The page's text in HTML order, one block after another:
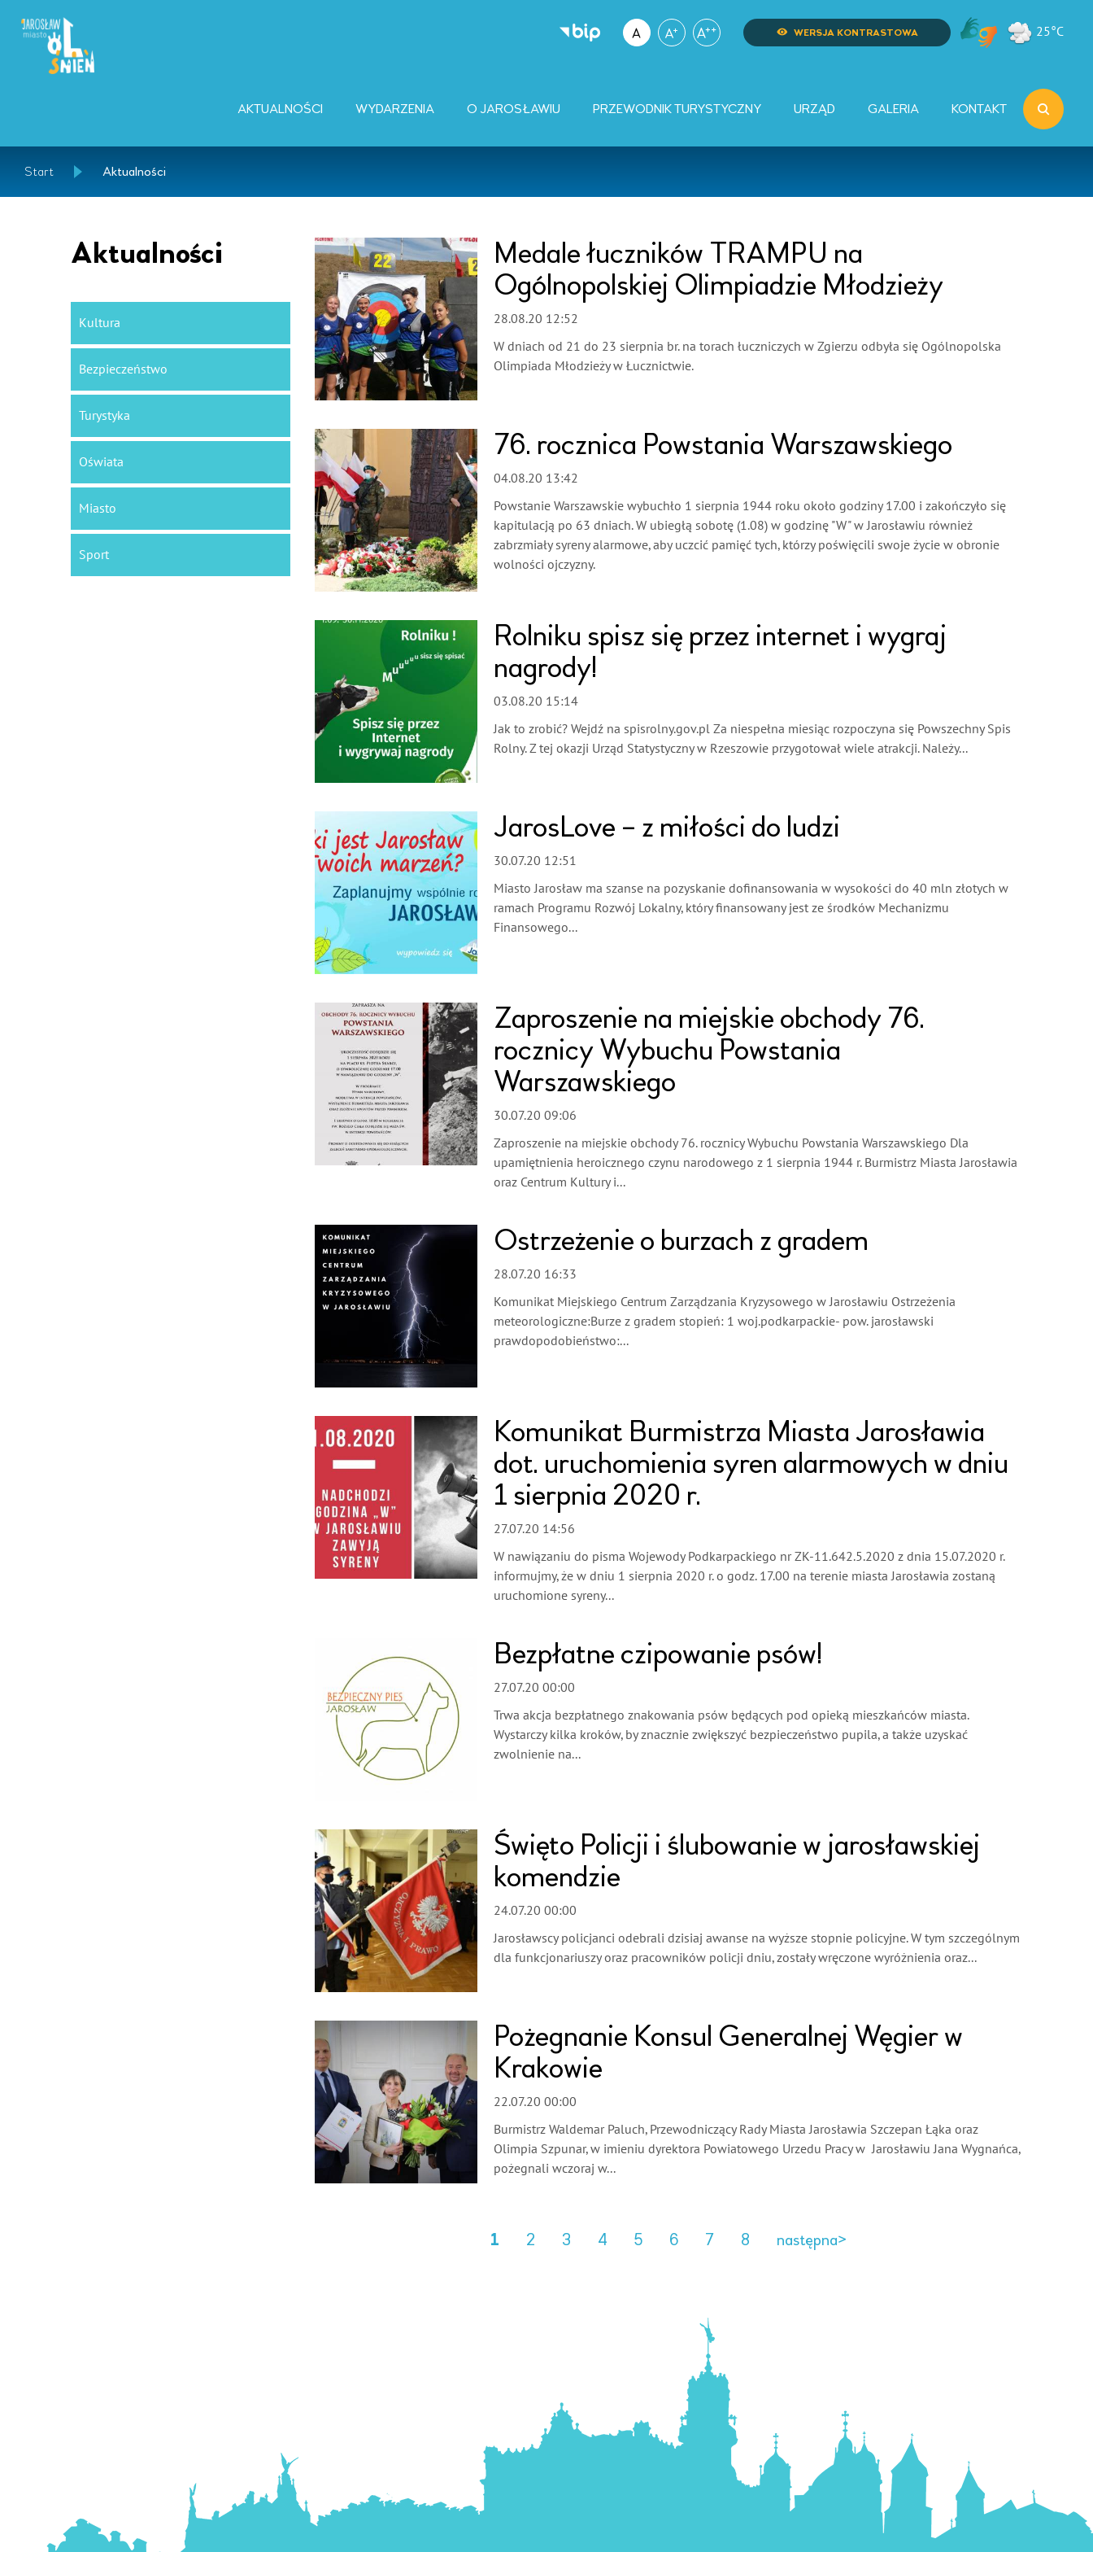
WERSJA KONTRASTOWA 25°C
AKTUALNOŚCI WYDARZENIA O JAROSŁAWIU PRZEWODNIK TURYSTYCZNY URZĄD GALERIA KONTAKT
Start Aktualności
Medale łuczników TRAMPU na
Ogólnopolskiej Olimpiadzie Młodzieży
28.08.20 12:52
W dniach od 21 do 23 sierpnia br. na torach łuczniczych w Zgierzu odbyła się Ogólnopolska
Olimpiada Młodzieży w Łucznictwie.
76. rocznica Powstania Warszawskiego
04.08.20 13:42
Powstanie Warszawskie wybuchło 1 sierpnia 1944 roku około godziny 17.00 i zakończyło się
kapitulacją po 63 dniach. W ubiegłą sobotę (1.08) w godzinę "W" w Jarosławiu również
zabrzmiały syreny alarmowe, aby uczcić pamięć tych, którzy poświęcili swoje życie w obronie
wolności ojczyzny.
Rolniku spisz się przez internet i wygraj
nagrody!
03.08.20 15:14
Jak to zrobić? Wejdź na spisrolny.gov.pl Za niespełna miesiąc rozpoczyna się Powszechny Spis
Rolny. Z tej okazji Urząd Statystyczny w Rzeszowie przygotował wiele atrakcji. Należy...
JarosLove – z miłości do ludzi
30.07.20 12:51
Miasto Jarosław ma szanse na pozyskanie dofinansowania w wysokości do 40 mln złotych w
ramach Programu Rozwój Lokalny, który finansowany jest ze środków Mechanizmu
Finansowego...
Zaproszenie na miejskie obchody 76.
rocznicy Wybuchu Powstania
Warszawskiego
30.07.20 09:06
Zaproszenie na miejskie obchody 76. rocznicy Wybuchu Powstania Warszawskiego Dla
upamiętnienia heroicznego czynu narodowego z 1 sierpnia 1944 r. Burmistrz Miasta Jarosławia
oraz Centrum Kultury i...
Ostrzeżenie o burzach z gradem
28.07.20 16:33
Komunikat Miejskiego Centrum Zarządzania Kryzysowego w Jarosławiu Ostrzeżenia
meteorologiczne:Burze z gradem stopień: 1 woj.podkarpackie- pow. jarosławski
prawdopodobieństwo:...
Komunikat Burmistrza Miasta Jarosławia
dot. uruchomienia syren alarmowych w dniu
1 sierpnia 2020 r.
27.07.20 14:56
W nawiązaniu do pisma Wojewody Podkarpackiego nr ZK-11.642.5.2020 z dnia 15.07.2020 r.
informujmy, że w dniu 1 sierpnia 2020 r. o godz. 17.00 na terenie miasta Jarosławia zostaną
uruchomione syreny...
Bezpłatne czipowanie psów!
27.07.20 00:00
Trwa akcja bezpłatnego znakowania psów będących pod opieką mieszkańców miasta.
Wystarczy kilka kroków, by znacznie zwiększyć bezpieczeństwo pupila, a także uzyskać
zwolnienie na...
Święto Policji i ślubowanie w jarosławskiej
komendzie
24.07.20 00:00
Jarosławscy policjanci odebrali dzisiaj awanse na wyższe stopnie policyjne. W tym szczególnym
dla funkcjonariuszy oraz pracowników policji dniu, zostały wręczone wyróżnienia oraz...
Pożegnanie Konsul Generalnej Węgier w
Krakowie
22.07.20 00:00
Burmistrz Waldemar Paluch, Przewodniczący Rady Miasta Jarosławia Szczepan Łąka oraz
Olimpia Szpunar, w imieniu dyrektora Powiatowego Urzedu Pracy w Jarosławiu Jana Wygnańca,
pożegnali wczoraj w...
1 2 3 4 5 6 7 8 następna>
Aktualności
Kultura
Bezpieczeństwo
Turystyka
Oświata
Miasto
Sport